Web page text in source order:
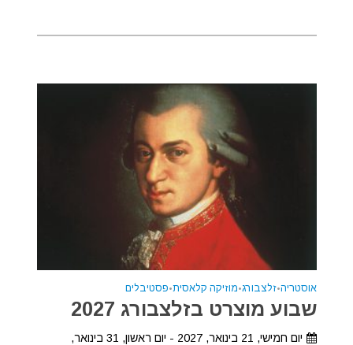
אוסטריה•זלצבורג•מוזיקה קלאסית•פסטיבלים
שבוע מוצרט בזלצבורג 2027
יום חמישי, 21 בינואר, 2027 - יום ראשון, 31 בינואר,